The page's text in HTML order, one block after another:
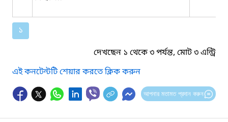
১
দেখছেন ১ থেকে ৩ পর্যন্ত, মোট ৩ এন্ট্রি
এই কনটেন্টটি শেয়ার করতে ক্লিক করুন
আপনার মতামত প্রদান করুন